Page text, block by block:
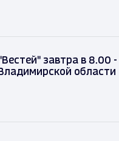
завтра в 8.00
области